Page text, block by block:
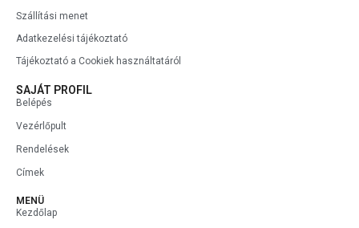
Szállítási menet
Adatkezelési tájékoztató
Tájékoztató a Cookiek használtatáról
SAJÁT PROFIL
Belépés
Vezérlőpult
Rendelések
Címek
MENÜ
Kezdőlap